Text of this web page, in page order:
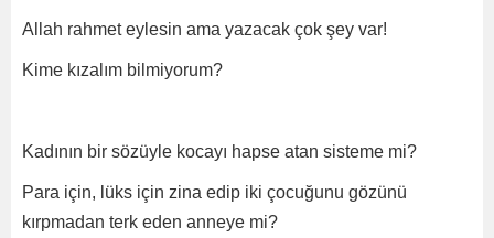
Allah rahmet eylesin ama yazacak çok şey var!
Kime kızalım bilmiyorum?
Kadının bir sözüyle kocayı hapse atan sisteme mi?
Para için, lüks için zina edip iki çocuğunu gözünü
kırpmadan terk eden anneye mi?